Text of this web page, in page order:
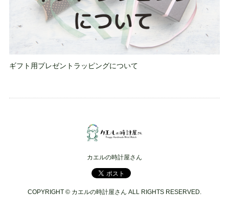
ギフト用プレゼントラッピングについて
カエルの時計屋さん
COPYRIGHT © カエルの時計屋さん ALL RIGHTS RESERVED.